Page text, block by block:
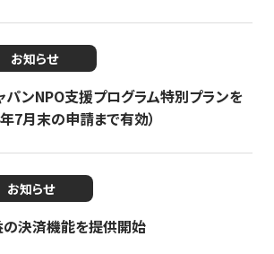
お知らせ
パンNPO支援プログラム特別プランを
7月末の申請まで有効）
お知らせ
の決済機能を提供開始